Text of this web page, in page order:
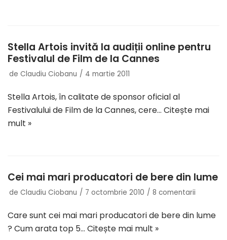
Stella Artois invită la audiții online pentru
Festivalul de Film de la Cannes
de Claudiu Ciobanu 4 martie 2011
Stella Artois, în calitate de sponsor oficial al
Festivalului de Film de la Cannes, cere… Citește mai
mult »
Cei mai mari producatori de bere din lume
de Claudiu Ciobanu 7 octombrie 2010 8 comentarii
Care sunt cei mai mari producatori de bere din lume
? Cum arata top 5… Citește mai mult »